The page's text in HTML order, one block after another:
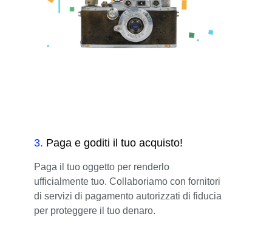
3. Paga e goditi il tuo acquisto!
Paga il tuo oggetto per renderlo
ufficialmente tuo. Collaboriamo con fornitori
di servizi di pagamento autorizzati di fiducia
per proteggere il tuo denaro.